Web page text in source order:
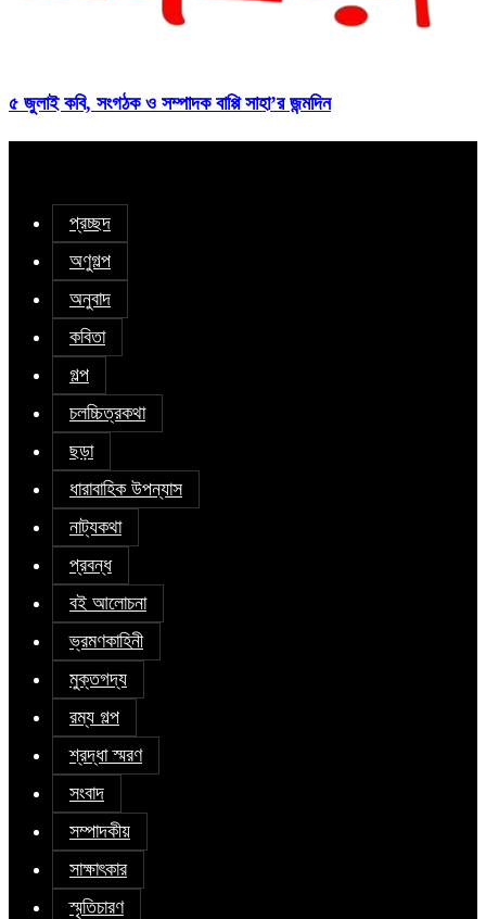
৫ জুলাই কবি, সংগঠক ও সম্পাদক বাপ্পি সাহা’র জন্মদিন
প্রচ্ছদ
অণুগল্প
অনুবাদ
কবিতা
গল্প
চলচ্চিত্রকথা
ছড়া
ধারাবাহিক উপন্যাস
নাট্যকথা
প্রবন্ধ
বই আলোচনা
ভ্রমণকাহিনী
মুক্তগদ্য
রম্য গল্প
শ্রদ্ধা স্মরণ
সংবাদ
সম্পাদকীয়
সাক্ষাৎকার
স্মৃতিচারণ